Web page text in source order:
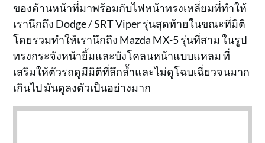
ของด้านหน้าที่มาพร้อมกับไฟหน้าทรงเหลี่ยมที่ทำให้
เรานึกถึง Dodge / SRT Viper รุ่นสุดท้ายในขณะที่มิติ
โดยรวมทำให้เรานึกถึง Mazda MX-5 รุ่นที่สาม ในรูป
ทรงกระจังหน้ายิ้มและบังโคลนหน้าแบบแหลม ที่
เสริมให้ตัวรถดูมีมิติที่ลึกล้ำและไม่ดูโฉบเฉี่ยวจนมาก
เกินไป มันดูลงตัวเป็นอย่างมาก